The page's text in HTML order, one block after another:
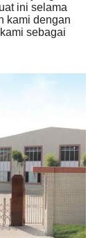
ini selama
kami dengan
sebagai